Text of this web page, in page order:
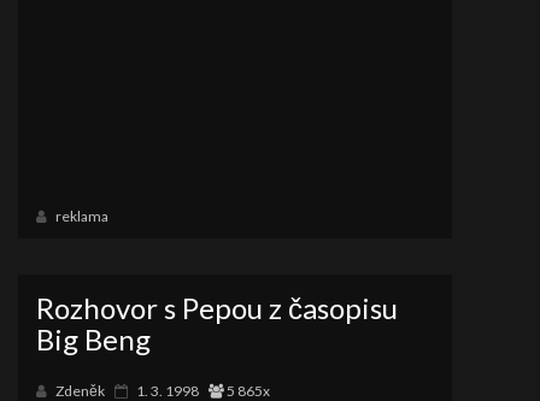
reklama
Rozhovor s Pepou z časopisu
Big Beng
Zdeněk 1. 3. 1998 5 865x